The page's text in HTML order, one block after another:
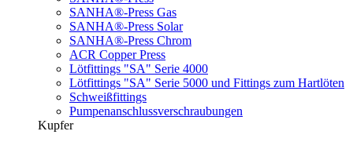
SANHA®-Press Gas
SANHA®-Press Solar
SANHA®-Press Chrom
ACR Copper Press
Lötfittings "SA" Serie 4000
Lötfittings "SA" Serie 5000 und Fittings zum Hartlöten
Schweißfittings
Pumpenanschlussverschraubungen
Kupfer